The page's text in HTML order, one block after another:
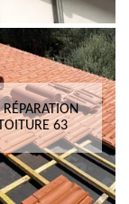
RÉPARATION
63